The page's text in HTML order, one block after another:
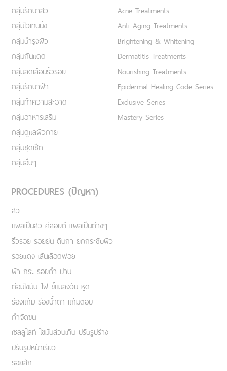
กลุ่มรักษาสิว
กลุ่มไวเทนนิ่ง
กลุ่มบำรุงผิว
กลุ่มกันแดด
กลุ่มลดเลือนริ้วรอย
กลุ่มรักษาฝ้า
กลุ่มทำความสะอาด
กลุ่มอาหารเสริม
กลุ่มดูแลผิวกาย
กลุ่มชุดเซ็ต
กลุ่มอื่นๆ
Acne Treatments
Anti Aging Treatments
Brightening & Whitening
Dermatitis Treatments
Nourishing Treatments
Epidermal Healing Code Series
Exclusive Series
Mastery Series
PROCEDURES (ปัญหา)
สิว
แผลเป็นสิว คีลอยด์ แผลเป็นต่างๆ
ริ้วรอย รอยย่น ตีนกา ยกกระชับผิว
รอยแดง เส้นเลือดฟอย
ฝ้า กระ รอยดำ ปาน
ต่อมไขมัน ไฝ ขี้แมลงวัน หูด
ร่องแก้ม ร่องน้ำตา แก้มตอบ
กำจัดขน
เชลลูไลท์ ไขมันส่วนเกิน ปรับรูปร่าง
ปรับรูปหน้าเรียว
รอยสัก